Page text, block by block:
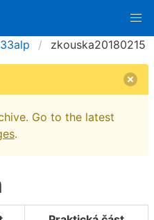
zkouska20180215
Go to the latest
.